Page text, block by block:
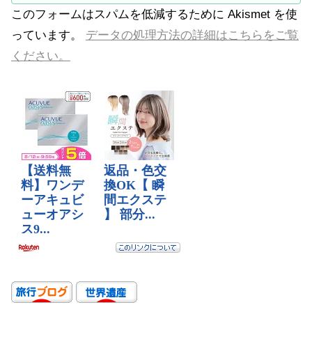
このフォームはスパムを低減するために Akismet を使
っています。 データの処理方法の詳細はこちらをご覧
ください。